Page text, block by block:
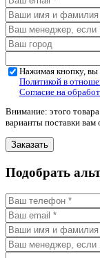
Нажимая кнопку, вы
Политикой в
Согласие на
Внимание: этого
варианты поставки вам
Подобрать